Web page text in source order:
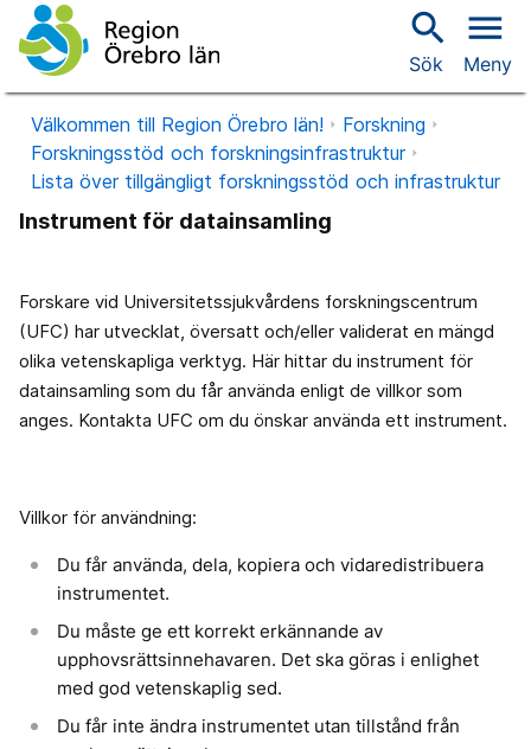
search
Sök
menu
Meny
Välkommen till Region Örebro län!
Forskning
Forskningsstöd och forskningsinfrastruktur
Lista över tillgängligt forskningsstöd och infrastruktur
Instrument för datainsamling
Forskare vid Universitetssjukvårdens forskningscentrum
(UFC) har utvecklat, översatt och/eller validerat en mängd
olika vetenskapliga verktyg. Här hittar du instrument för
datainsamling som du får använda enligt de villkor som
anges. Kontakta UFC om du önskar använda ett instrument.
Villkor för användning:
Du får använda, dela, kopiera och vidaredistribuera
instrumentet.
Du måste ge ett korrekt erkännande av
upphovsrättsinnehavaren. Det ska göras i enlighet
med god vetenskaplig sed.
Du får inte ändra instrumentet utan tillstånd från